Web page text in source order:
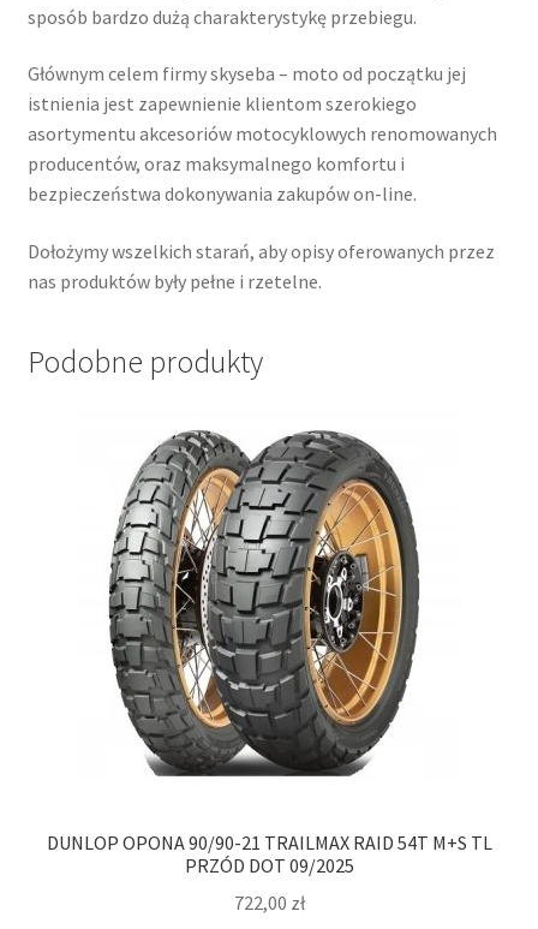
sposób bardzo dużą charakterystykę przebiegu.
Głównym celem firmy skyseba – moto od początku jej
istnienia jest zapewnienie klientom szerokiego
asortymentu akcesoriów motocyklowych renomowanych
producentów, oraz maksymalnego komfortu i
bezpieczeństwa dokonywania zakupów on-line.
Dołożymy wszelkich starań, aby opisy oferowanych przez
nas produktów były pełne i rzetelne.
Podobne produkty
DUNLOP OPONA 90/90-21 TRAILMAX RAID 54T M+S TL
PRZÓD DOT 09/2025
722,00 zł